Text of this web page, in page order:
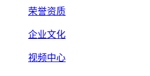
荣誉资质
企业文化
视频中心